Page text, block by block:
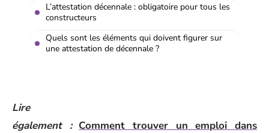
L’attestation décennale : obligatoire pour tous les
constructeurs
Quels sont les éléments qui doivent figurer sur
une attestation de décennale ?
Lire
également : Comment trouver un emploi dans